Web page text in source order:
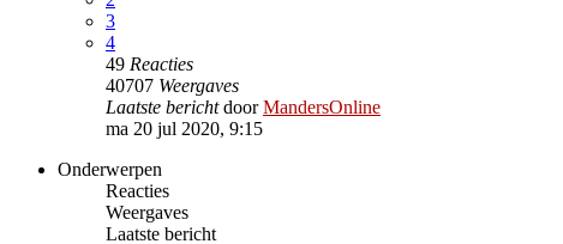
3
4
49 Reacties
40707 Weergaves
Laatste berichtdoorMandersOnline
ma 20 jul 2020, 9:15
Onderwerpen
Reacties
Weergaves
Laatste bericht